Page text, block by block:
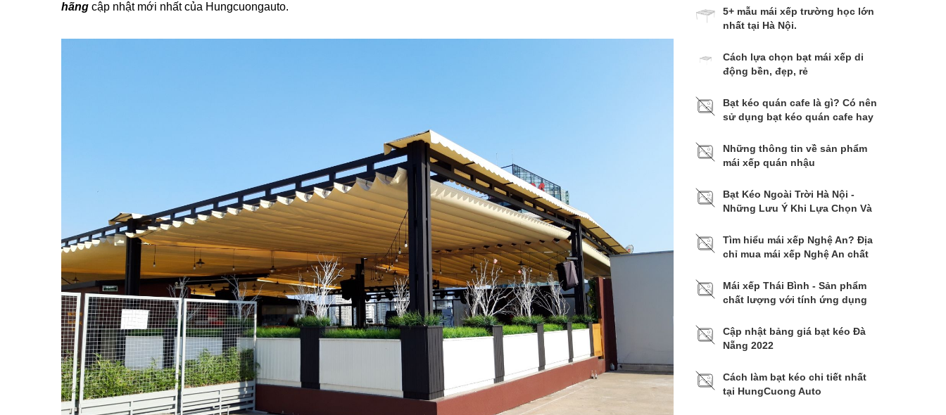
hãng cập nhật mới nhất của Hungcuongauto.
5+ mẫu mái xếp trường học lớn
nhất tại Hà Nội.
Cách lựa chọn bạt mái xếp di
động bền, đẹp, rẻ
Bạt kéo quán cafe là gì? Có nên
sử dụng bạt kéo quán cafe hay
Những thông tin về sản phẩm
mái xếp quán nhậu
Bạt Kéo Ngoài Trời Hà Nội -
Những Lưu Ý Khi Lựa Chọn Và
Tìm hiểu mái xếp Nghệ An? Địa
chỉ mua mái xếp Nghệ An chất
Mái xếp Thái Bình - Sản phẩm
chất lượng với tính ứng dụng
Cập nhật bảng giá bạt kéo Đà
Nẵng 2022
Cách làm bạt kéo chi tiết nhất
tại HungCuong Auto